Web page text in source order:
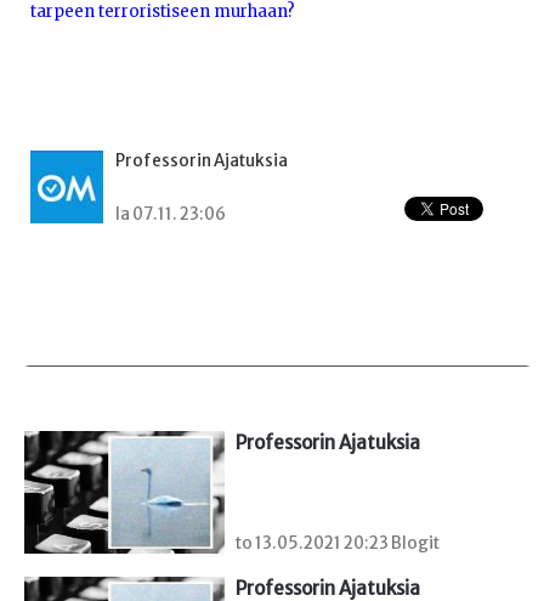
tarpeen terroristiseen murhaan?
Professorin Ajatuksia
la 07.11. 23:06
Professorin Ajatuksia
to 13.05.2021 20:23 Blogit
Professorin Ajatuksia